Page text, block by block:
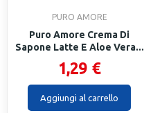
PURO AMORE
Puro Amore Crema Di
Sapone Latte E Aloe Vera...
1,29 €
Aggiungi al carrello